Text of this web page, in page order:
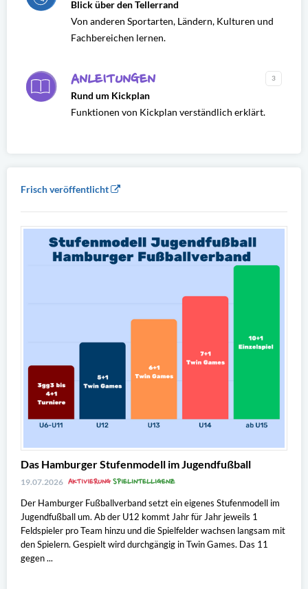
Blick über den Tellerrand
Von anderen Sportarten, Ländern, Kulturen und
Fachbereichen lernen.
ANLEITUNGEN 3
Rund um Kickplan
Funktionen von Kickplan verständlich erklärt.
Frisch veröffentlicht
Das Hamburger Stufenmodell im Jugendfußball
19.07.2026 AKTIVIERUNGSPIELINTELLIGENZ
Der Hamburger Fußballverband setzt ein eigenes Stufenmodell im
Jugendfußball um. Ab der U12 kommt Jahr für Jahr jeweils 1
Feldspieler pro Team hinzu und die Spielfelder wachsen langsam mit
den Spielern. Gespielt wird durchgängig in Twin Games. Das 11
gegen ...